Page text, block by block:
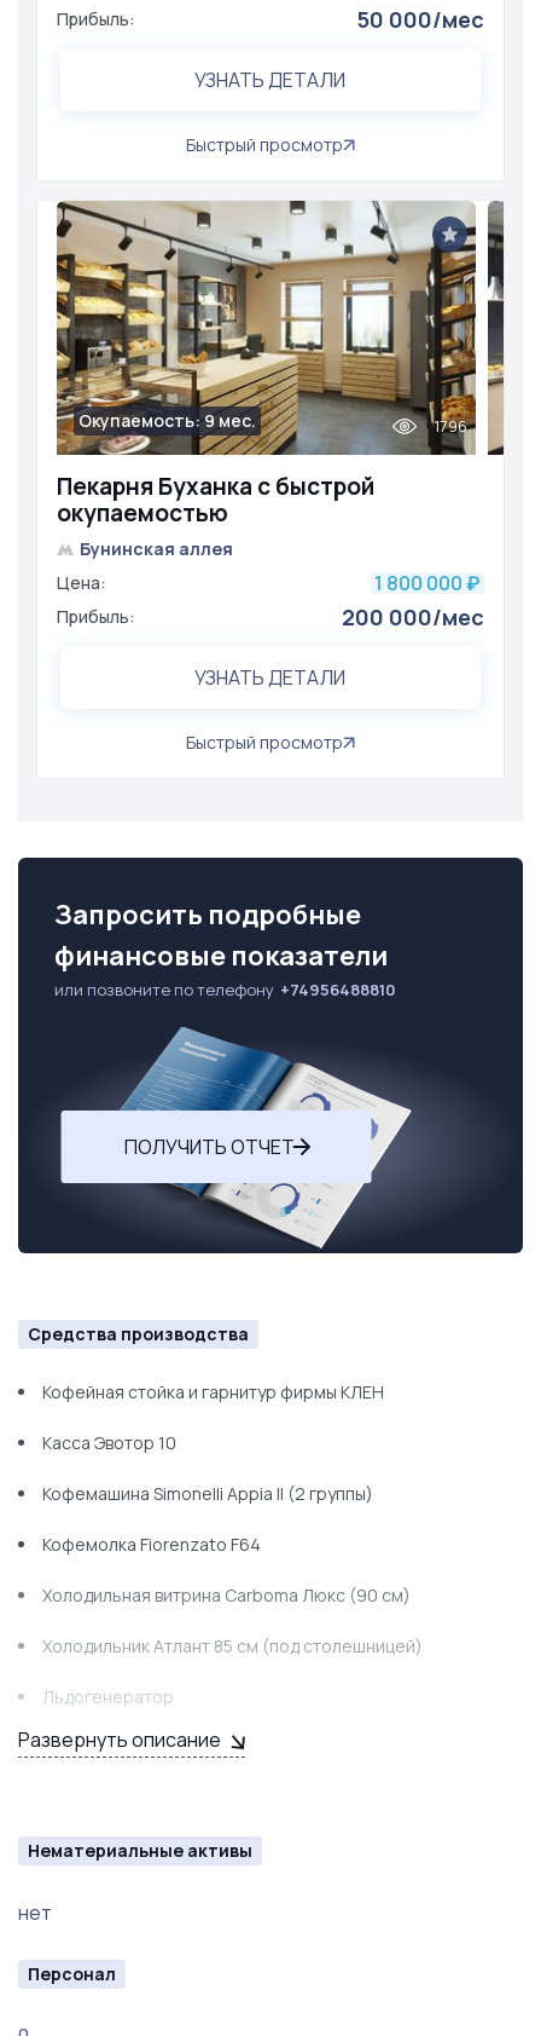
Прибыль: 50 000/мес
УЗНАТЬ ДЕТАЛИ
Быстрый просмотр
Пекарня Буханка с быстрой
окупаемостью
Окупаемость: 9 мес. 1796
Бунинская аллея
Цена:
1 800 000 ₽
Прибыль: 200 000/мес
УЗНАТЬ ДЕТАЛИ
Быстрый просмотр
Запросить подробные
финансовые показатели
или позвоните по телефону +74956488810
ПОЛУЧИТЬ ОТЧЕТ
Средства производства
Кофейная стойка и гарнитур фирмы КЛЕН
Касса Эвотор 10
Кофемашина Simonelli Appia II (2 группы)
Кофемолка Fiorenzato F64
Холодильная витрина Carboma Люкс (90 см)
Холодильник Атлант 85 см (под столешницей)
Льдогенератор
Миксер для молочных коктейлей
Питчеры, темпер, сиропы и т.д
Развернуть описание
Нематериальные активы
нет
Персонал